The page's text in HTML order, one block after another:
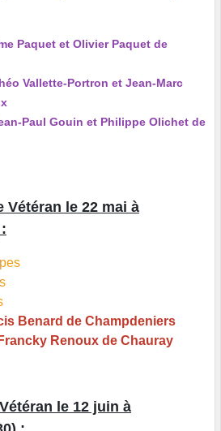
Paquet et Olivier Paquet de
Vallette-Portron et Jean-Marc
Paul Gouin et Philippe Olichet de
Vétéran le 22 mai à
Benard de Champdeniers
Francky Renoux de Chauray
le 12 juin à